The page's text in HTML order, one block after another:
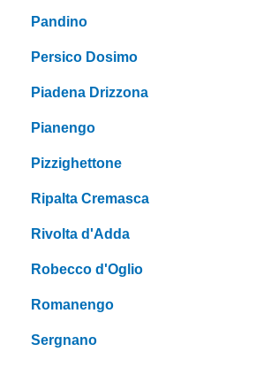
Pandino
Persico Dosimo
Piadena Drizzona
Pianengo
Pizzighettone
Ripalta Cremasca
Rivolta d'Adda
Robecco d'Oglio
Romanengo
Sergnano